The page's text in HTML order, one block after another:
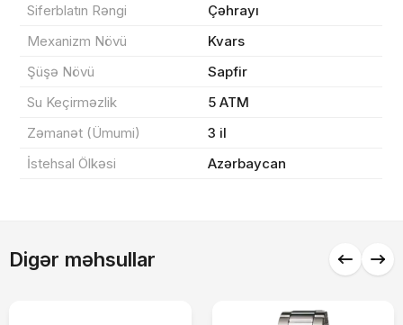
Siferblatın Rəngi
Çəhrayı
Mexanizm Növü
Kvars
Şüşə Növü
Sapfir
Su Keçirməzlik
5 ATM
Zəmanət (Ümumi)
3 il
İstehsal Ölkəsi
Azərbaycan
Digər məhsullar
Yekun məbləğ
Sifarişi rəsmiləşdir
Alış-verişə davam et
OK